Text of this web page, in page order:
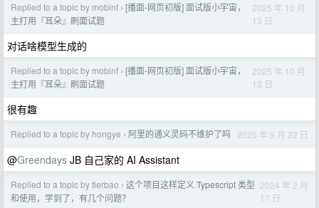
Replied to a topic by mobinf › [播面-网页初版] 面试版小宇宙，
主打用『耳朵』刷面试题
2025 年 10 月
13 日
对话啥模型生成的
Replied to a topic by mobinf › [播面-网页初版] 面试版小宇宙，
主打用『耳朵』刷面试题
2025 年 10 月
13 日
很有趣
Replied to a topic by hongye › 阿里的通义灵码不维护了吗 2025 年 9 月 22 日
@Greendays JB 自己家的 AI Assistant
Replied to a topic by tlerbao › 这个项目这样定义 Typescript 类型
和使用，学到了，有几个问题？
2024 年 2 月
17 日